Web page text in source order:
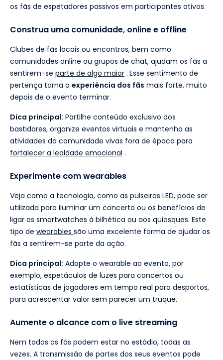
os fãs de espetadores passivos em participantes ativos.
Construa uma comunidade, online e offline
Clubes de fãs locais ou encontros, bem como
comunidades online ou grupos de chat, ajudam os fãs a
sentirem-se parte de algo maior . Esse sentimento de
pertença torna a experiência dos fãs mais forte, muito
depois de o evento terminar.
Dica principal: Partilhe conteúdo exclusivo dos
bastidores, organize eventos virtuais e mantenha as
atividades da comunidade vivas fora de época para
fortalecer a lealdade emocional .
Experimente com wearables
Veja como a tecnologia, como as pulseiras LED, pode ser
utilizada para iluminar um concerto ou os benefícios de
ligar os smartwatches à bilhética ou aos quiosques. Este
tipo de wearables são uma excelente forma de ajudar os
fãs a sentirem-se parte da ação.
Dica principal: Adapte o wearable ao evento, por
exemplo, espetáculos de luzes para concertos ou
estatísticas de jogadores em tempo real para desportos,
para acrescentar valor sem parecer um truque.
Aumente o alcance com o live streaming
Nem todos os fãs podem estar no estádio, todas as
vezes. A transmissão de partes dos seus eventos pode